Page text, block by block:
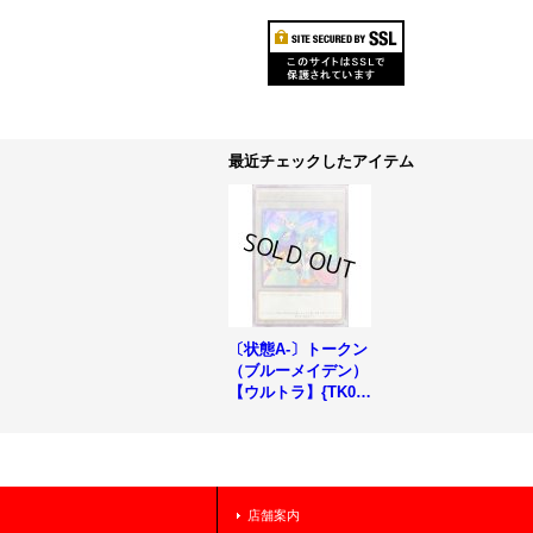
最近チェックしたアイテム
〔状態A-〕トークン
（ブルーメイデン）
【ウルトラ】{TK02-
店舗案内